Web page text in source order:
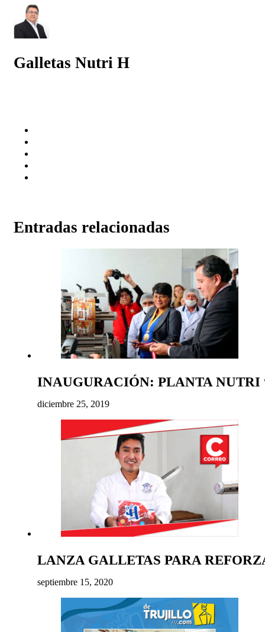
Galletas Nutri H
Entradas relacionadas
INAUGURACIÓN: PLANTA NUTRI
diciembre 25, 2019
LANZA GALLETAS PARA
septiembre 15, 2020